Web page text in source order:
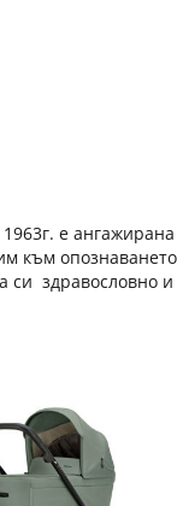
е
към
си здравословно